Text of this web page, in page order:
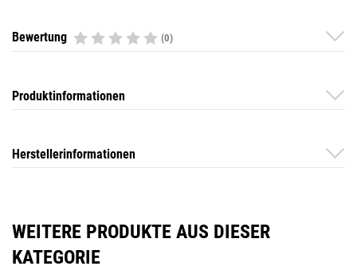
Bewertung (0)
Produktinformationen
Herstellerinformationen
WEITERE PRODUKTE AUS DIESER
KATEGORIE